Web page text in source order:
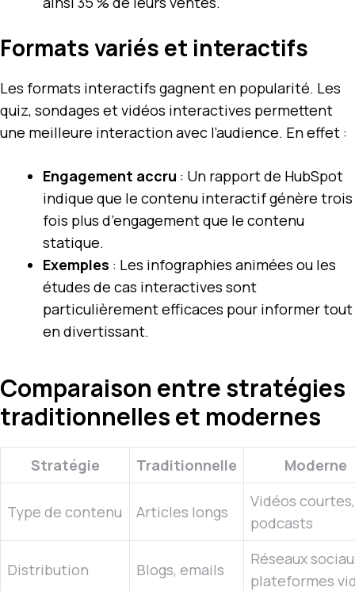
Formats variés et interactifs
Les formats interactifs gagnent en popularité. Les
quiz, sondages et vidéos interactives permettent
une meilleure interaction avec l’audience. En effet :
Engagement accru : Un rapport de HubSpot
indique que le contenu interactif génère trois
fois plus d’engagement que le contenu
statique.
Exemples : Les infographies animées ou les
études de cas interactives sont
particulièrement efficaces pour informer tout
en divertissant.
Comparaison entre stratégies
traditionnelles et modernes
Stratégie Traditionnelle Moderne
Type de contenu Articles longs
Vidéos courtes,
podcasts
Distribution Blogs, emails
Réseaux
plateformes